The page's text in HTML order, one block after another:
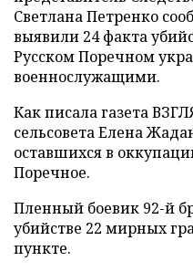
Светлана Петренко
выявили 24 факта
Русском Поречном
военнослужащими.
Как писала газета
сельсовета Елена
оставшихся в
Поречное.
Пленный боевик 92-й
убийстве 22 мирных
пункте.